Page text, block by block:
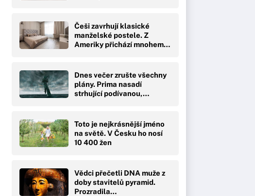
Češi zavrhují klasické
manželské postele. Z
Ameriky přichází mnohem…
Dnes večer zrušte všechny
plány. Prima nasadí
strhující podívanou,…
Toto je nejkrásnější jméno
na světě. V Česku ho nosí
10 400 žen
Vědci přečetli DNA muže z
doby stavitelů pyramid.
Prozradila…